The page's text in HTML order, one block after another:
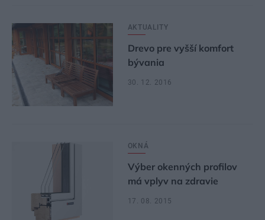
AKTUALITY
Drevo pre vyšší komfort
bývania
30. 12. 2016
OKNÁ
Výber okenných profilov
má vplyv na zdravie
17. 08. 2015